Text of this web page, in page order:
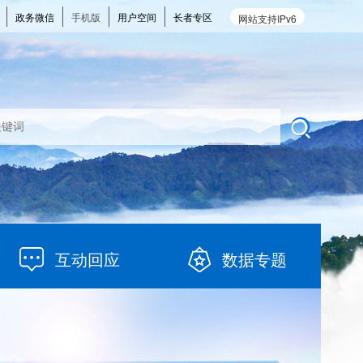
网站支持IPv6
政务微信 手机版 用户空间 长者专区
互动回应 数据专题